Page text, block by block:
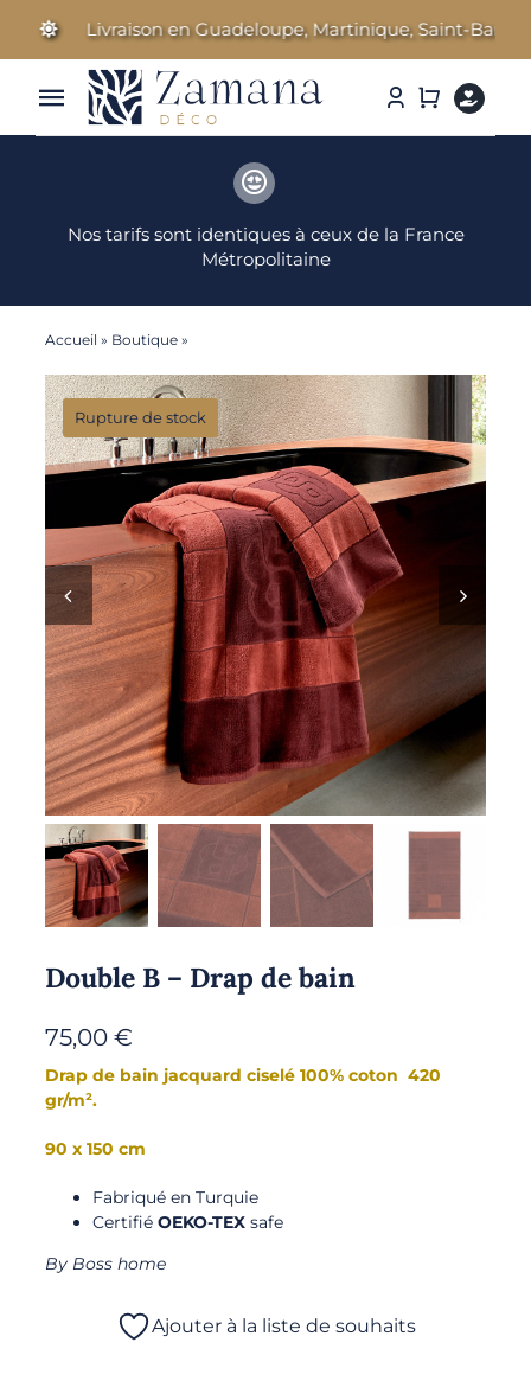
Livraison en Guadeloupe, Martinique, Saint-
Toggle
Parfums d’ambiance
Cosmétiques Bien-être
Idées Cadeaux
Nos marques
Nos tarifs sont identiques à ceux de la France
Métropolitaine
Accueil » Boutique»
Rupture de stock
Double B – Drap de bain
75,00 €
Drap de bain jacquard ciselé 100% coton 420
gr/m².
90 x 150 cm
Fabriqué en Turquie
Certifié OEKO-TEXsafe
By Boss home
Ajouter à la liste de souhaits